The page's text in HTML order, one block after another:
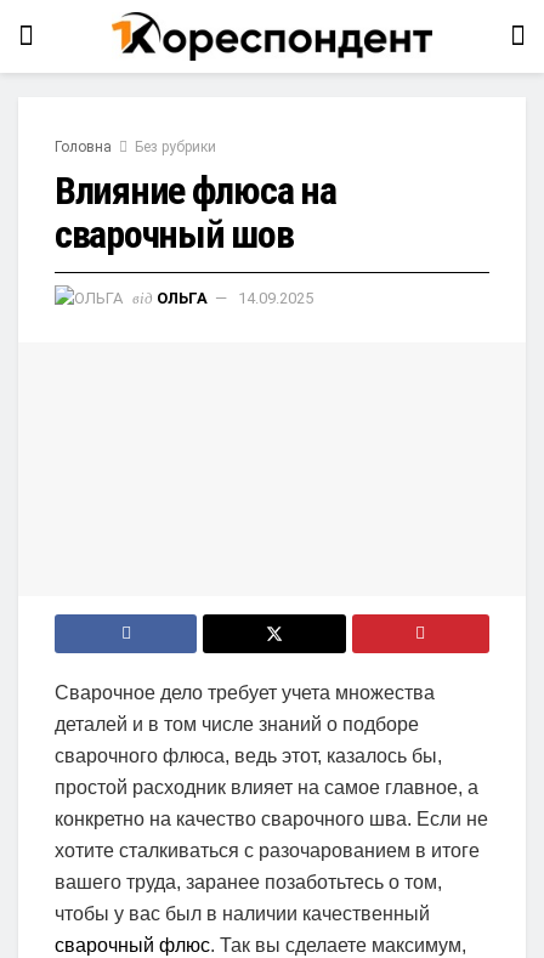
Головна Без рубрики
Влияние флюса на
сварочный шов
від ОЛЬГА 14.09.2025
Сварочное дело требует учета множества
деталей и в том числе знаний о подборе
сварочного флюса, ведь этот, казалось бы,
простой расходник влияет на самое главное, а
конкретно на качество сварочного шва. Если не
хотите сталкиваться с разочарованием в итоге
вашего труда, заранее позаботьтесь о том,
чтобы у вас был в наличии качественный
сварочный флюс. Так вы сделаете максимум,